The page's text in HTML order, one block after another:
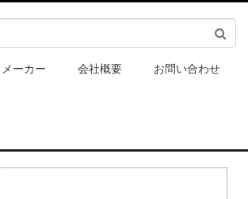
メーカー 会社概要 お問い合わせ